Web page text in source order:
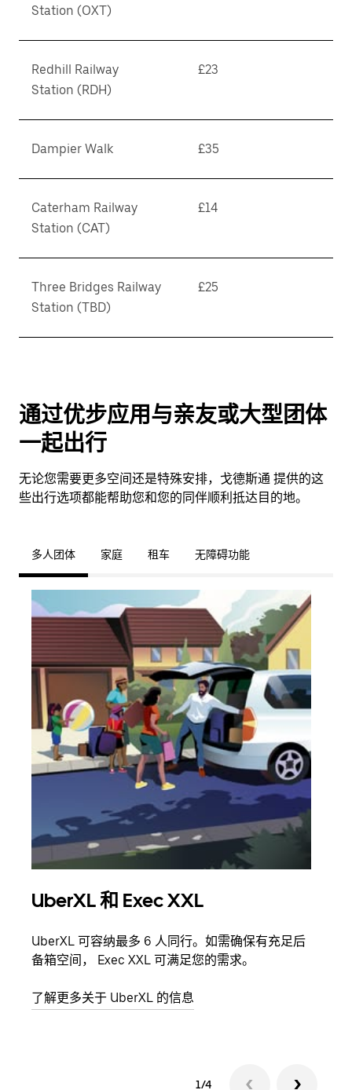
Station (OXT)
Redhill Railway
Station (RDH)
£23
Dampier Walk £35
Caterham Railway
Station (CAT)
£14
Three Bridges Railway
Station (TBD)
£25
通过优步应用与亲友或大型团体
一起出行
无论您需要更多空间还是特殊安排，戈德斯通 提供的这
些出行选项都能帮助您和您的同伴顺利抵达目的地。
多人团体 家庭 租车 无障碍功能
UberXL 和 Exec XXL
UberXL 可容纳最多 6 人同行。如需确保有充足后
备箱空间， Exec XXL 可满足您的需求。
了解更多关于 UberXL 的信息
1/4